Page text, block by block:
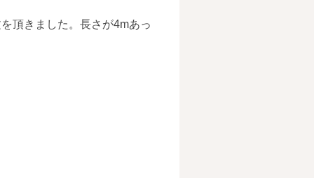
頂きました。長さが4mあっ